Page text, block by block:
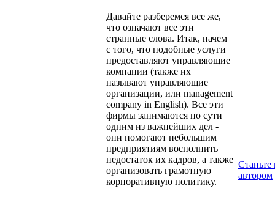
Давайте разберемся все же,
что означают все эти
странные слова. Итак, начем
с того, что подобные услуги
предоставляют управляющие
компании (также их
называют управляющие
организации, или management
company in English). Все эти
фирмы занимаются по сути
одним из важнейших дел -
они помогают небольшим
предприятиям восполнить
недостаток их кадров, а также
организовать грамотную
корпоративную политику.
автором